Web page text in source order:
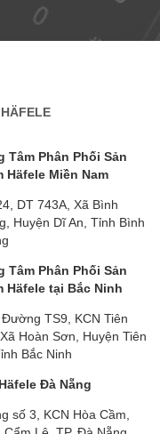
Tâm Phân Phối Sản
Häfele Miền Nam
DT 743A, Xã Bình
Huyện Dĩ An, Tỉnh Bình
Tâm Phân Phối Sản
Häfele tại Bắc Ninh
TS9, KCN Tiên
Hoàn Sơn, Huyện Tiên
Bắc Ninh
Đà Nẵng
số 3, KCN Hòa Cầm,